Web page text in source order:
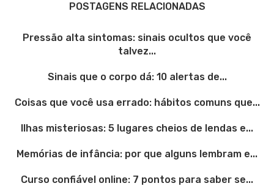
POSTAGENS RELACIONADAS
Pressão alta sintomas: sinais ocultos que você
talvez...
Sinais que o corpo dá: 10 alertas de...
Coisas que você usa errado: hábitos comuns que...
Ilhas misteriosas: 5 lugares cheios de lendas e...
Memórias de infância: por que alguns lembram e...
Curso confiável online: 7 pontos para saber se...